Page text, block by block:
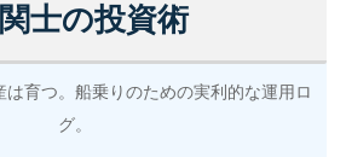
士の投資術
育つ。船乗りのための実利的な運用ロ
グ。